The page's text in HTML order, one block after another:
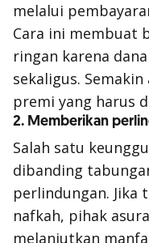
melalui
Cara ini membuat
ringan karena
sekaligus.
premi yang harus
2. Memberikan
Salah satu
dibanding
perlindungan. Jika
nafkah, pihak
melanjutkan